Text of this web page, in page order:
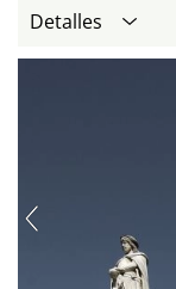
Detalles